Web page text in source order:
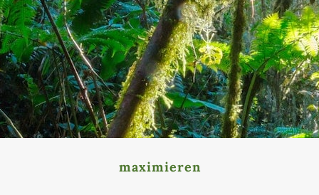
maximieren